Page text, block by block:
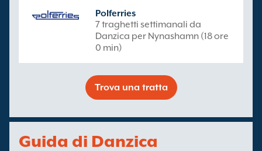
Polferries
7 traghetti settimanali da
Danzica per Nynashamn (18 ore
0 min)
Trova una tratta
Guida di Danzica